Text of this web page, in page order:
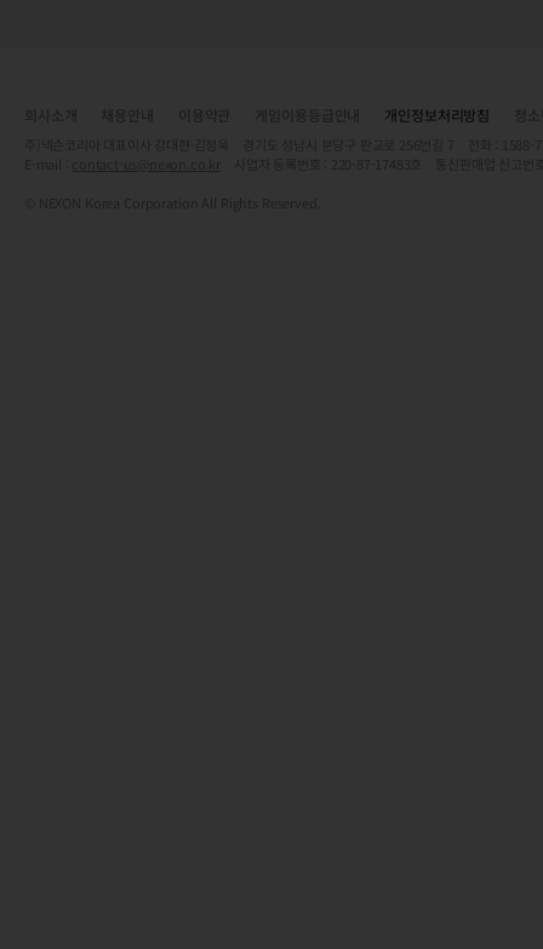
개인정보처리방침
contact-us@nexon.co.kr
© NEXON Korea Corporation All Rights Reserved.